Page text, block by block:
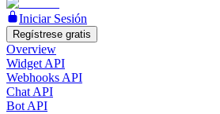
Iniciar Sesión
Regístrese gratis
Overview
Widget API
Webhooks API
Chat API
Bot API